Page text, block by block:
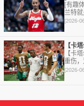
[有趣
兰特就
凯尔
[2026-
【卡
重伤
大,卡
球，篮
[2026-